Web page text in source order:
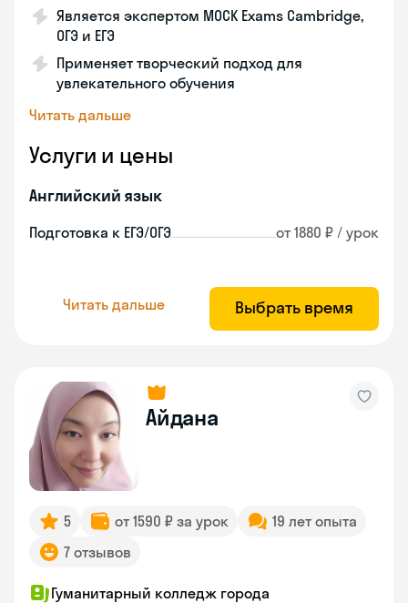
Является экспертом MOCK Exams Cambridge,
ОГЭ и ЕГЭ
Применяет творческий подход для
увлекательного обучения
Читать дальше
Услуги и цены
Английский язык
Подготовка к ЕГЭ/ОГЭ от 1880 ₽ / урок
Читать дальше Выбрать время
Айдана
5 от 1590 ₽ за урок
19 лет опыта
7 отзывов
Гуманитарный колледж города